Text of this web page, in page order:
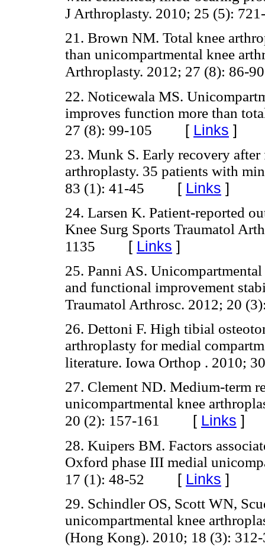
J Arthroplasty. 2010; 25 (5):
21. Brown NM. Total knee
than unicompartmental knee
Arthroplasty. 2012; 27 (8): 86-90
22. Noticewala MS.
improves function more than
27 (8): 99-105 [ Links ]
23. Munk S. Early recovery
arthroplasty. 35 patients with
83 (1): 41-45 [ Links ]
24. Larsen K. Patient-reported
Knee Surg Sports Traumatol
1135 [ Links ]
25. Panni AS.
and functional improvement
Traumatol Arthrosc. 2012; 20
26. Dettoni F. High tibial
arthroplasty for medial
literature. Iowa Orthop . 2010;
27. Clement ND. Medium-term
unicompartmental knee
20 (2): 157-161 [ Links ]
28. Kuipers BM. Factors
Oxford phase III medial
17 (1): 48-52 [ Links ]
29. Schindler OS, Scott WN,
unicompartmental knee
(Hong Kong). 2010; 18 (3):